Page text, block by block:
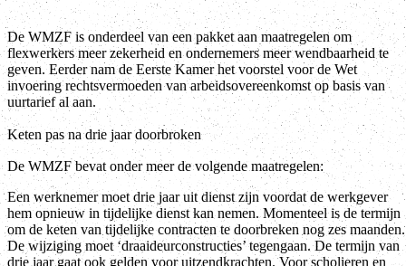
De WMZF is onderdeel van een pakket aan maatregelen om
flexwerkers meer zekerheid en ondernemers meer wendbaarheid te
geven. Eerder nam de Eerste Kamer het voorstel voor de Wet
invoering rechtsvermoeden van arbeidsovereenkomst op basis van
uurtarief al aan.
Keten pas na drie jaar doorbroken
De WMZF bevat onder meer de volgende maatregelen:
Een werknemer moet drie jaar uit dienst zijn voordat de werkgever
hem opnieuw in tijdelijke dienst kan nemen. Momenteel is de termijn
om de keten van tijdelijke contracten te doorbreken nog zes maanden.
De wijziging moet ‘draaideurconstructies’ tegengaan. De termijn van
drie jaar gaat ook gelden voor uitzendkrachten. Voor scholieren en